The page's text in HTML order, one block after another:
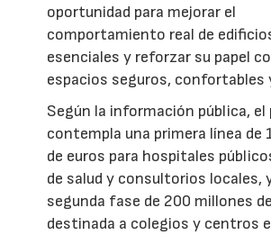
oportunidad para mejorar el
comportamiento real de
esenciales y reforzar su papel
espacios seguros, confortables
Según la información pública, el
contempla una primera línea de
de euros para hospitales
de salud y consultorios locales,
segunda fase de 200 millones
destinada a colegios y centros